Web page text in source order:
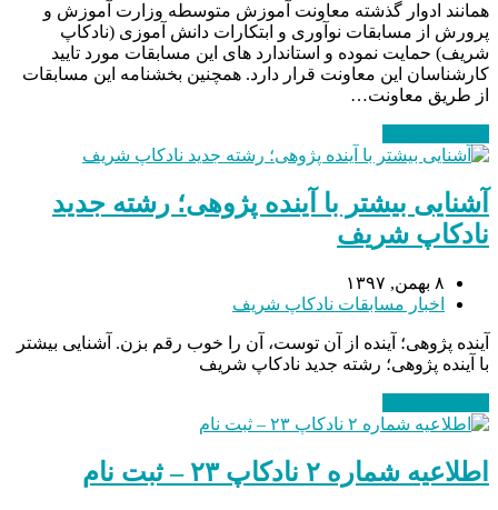
همانند ادوار گذشته معاونت آموزش متوسطه وزارت آموزش و
پرورش از مسابقات نوآوری و ابتکارات دانش آموزی (نادکاپ
شریف) حمایت نموده و استاندارد های این مسابقات مورد تایید
کارشناسان این معاونت قرار دارد. همچنین بخشنامه این مسابقات
از طریق معاونت…
آشنایی بیشتر با آینده پژوهی؛ رشته جدید
نادکاپ شریف
۸ بهمن, ۱۳۹۷
اخبار مسابقات نادکاپ شریف
آینده پژوهی؛ آینده از آن توست،‌ آن را خوب رقم بزن. آشنایی بیشتر
با آینده پژوهی؛ رشته جدید نادکاپ شریف
اطلاعیه شماره ۲ نادکاپ ۲۳ – ثبت نام